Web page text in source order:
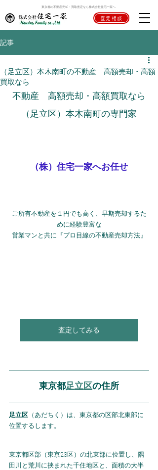
東京都の不動産売却・買取査定なら株式会社住宅一家へ
査定相談
記事
（足立区）本木南町の不動産 高額売却・高額
買取なら
不動産　高額売却・高額買取なら
（足立区）本木南町の専門家
（株）住宅一家へお任せ
ご所有不動産を１円でも高く、早期売却するた
めに経験豊富な
営業マンと共に『プロ目線の不動産売却方法』
査定してみる
東京都足立区の住所
足立区 （あだちく）は、東京都の区部北東部に
位置するします。
東京都区部（東京23区）の北東部に位置し、隅
田川と荒川に挟まれた千住地区と、面積の大半